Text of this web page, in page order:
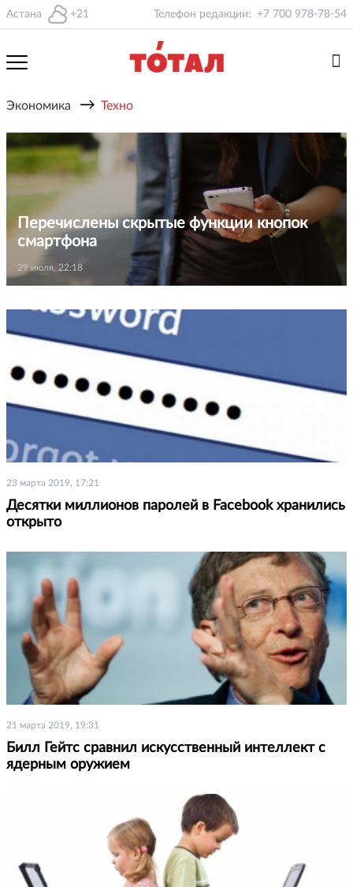
Астана +21 Телефон редакции: +7 700 978-78-54
Экономика → Техно
Перечислены скрытые функции кнопок
смартфона
29 июля, 22:18
23 марта 2019, 17:21
Десятки миллионов паролей в Facebook хранились
открыто
21 марта 2019, 19:31
Билл Гейтс сравнил искусственный интеллект с
ядерным оружием